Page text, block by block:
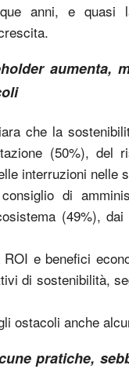
anni, e
aumenta,
che la
(50%), del
interruzioni nelle
di
(49%),
e benefici
di sostenibilità,
ostacoli anche
pratiche,